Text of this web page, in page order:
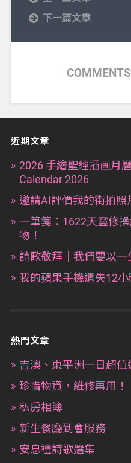
下一篇文章
近期文章
2026 手繪聖經插画月
Calendar 2026
邀請AI評價我的街拍照
一筆箋：1622天靈修
物！
詩歌敬拜｜我們要以一
我的蘋果手機遺失12
熱門文章
吉澳、東平洲一日超值
珍惜物資，維修再用！
私房相簿
新生餐廳到會服務
安息禮詩歌選集